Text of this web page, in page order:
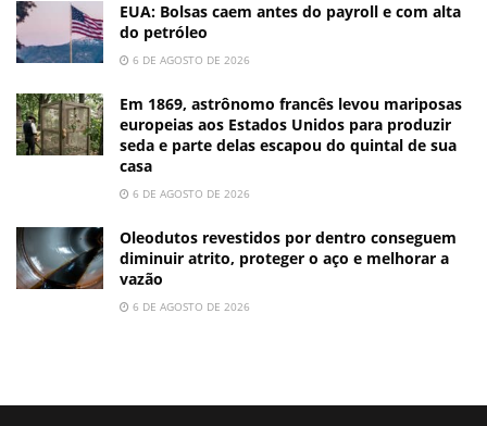
EUA: Bolsas caem antes do payroll e com alta
do petróleo
6 DE AGOSTO DE 2026
Em 1869, astrônomo francês levou mariposas
europeias aos Estados Unidos para produzir
seda e parte delas escapou do quintal de sua
casa
6 DE AGOSTO DE 2026
Oleodutos revestidos por dentro conseguem
diminuir atrito, proteger o aço e melhorar a
vazão
6 DE AGOSTO DE 2026